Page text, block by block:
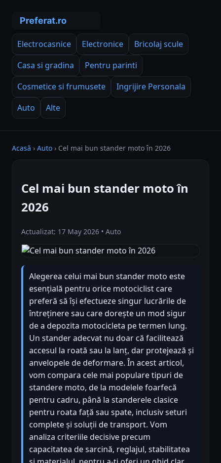
Electrocasnice Electronice
Bricolaj scule
Casa si gradina
Pentru parinti
Cosmetice si frumusete
Ingrijire Personala
Auto
Alte
Acasă › Auto › Cel mai bun stander moto în 2026
Cel mai bun stander moto în
2026
Actualizat: 17 May 2026 • Auto
Alegerea celui mai bun stander moto este
esențială pentru orice motociclist care
preferă să își efectueze singur lucrările de
întreținere sau care dorește un mod sigur
de a depozita motocicleta pe termen lung.
Un stander adecvat nu doar că facilitează
accesul la roată sau la lanț, dar protejează și
anvelopele de deformare. În acest articol,
vom compara cele mai populare tipuri de
standere moto, de la modelele foarfecă
pentru cadru, până la standerele clasice
pentru roata față sau spate, inclusiv seturi
complete și soluții de transport. Vom
analiza criteriile decisive precum
capacitatea de sarcină, reglajul, stabilitatea